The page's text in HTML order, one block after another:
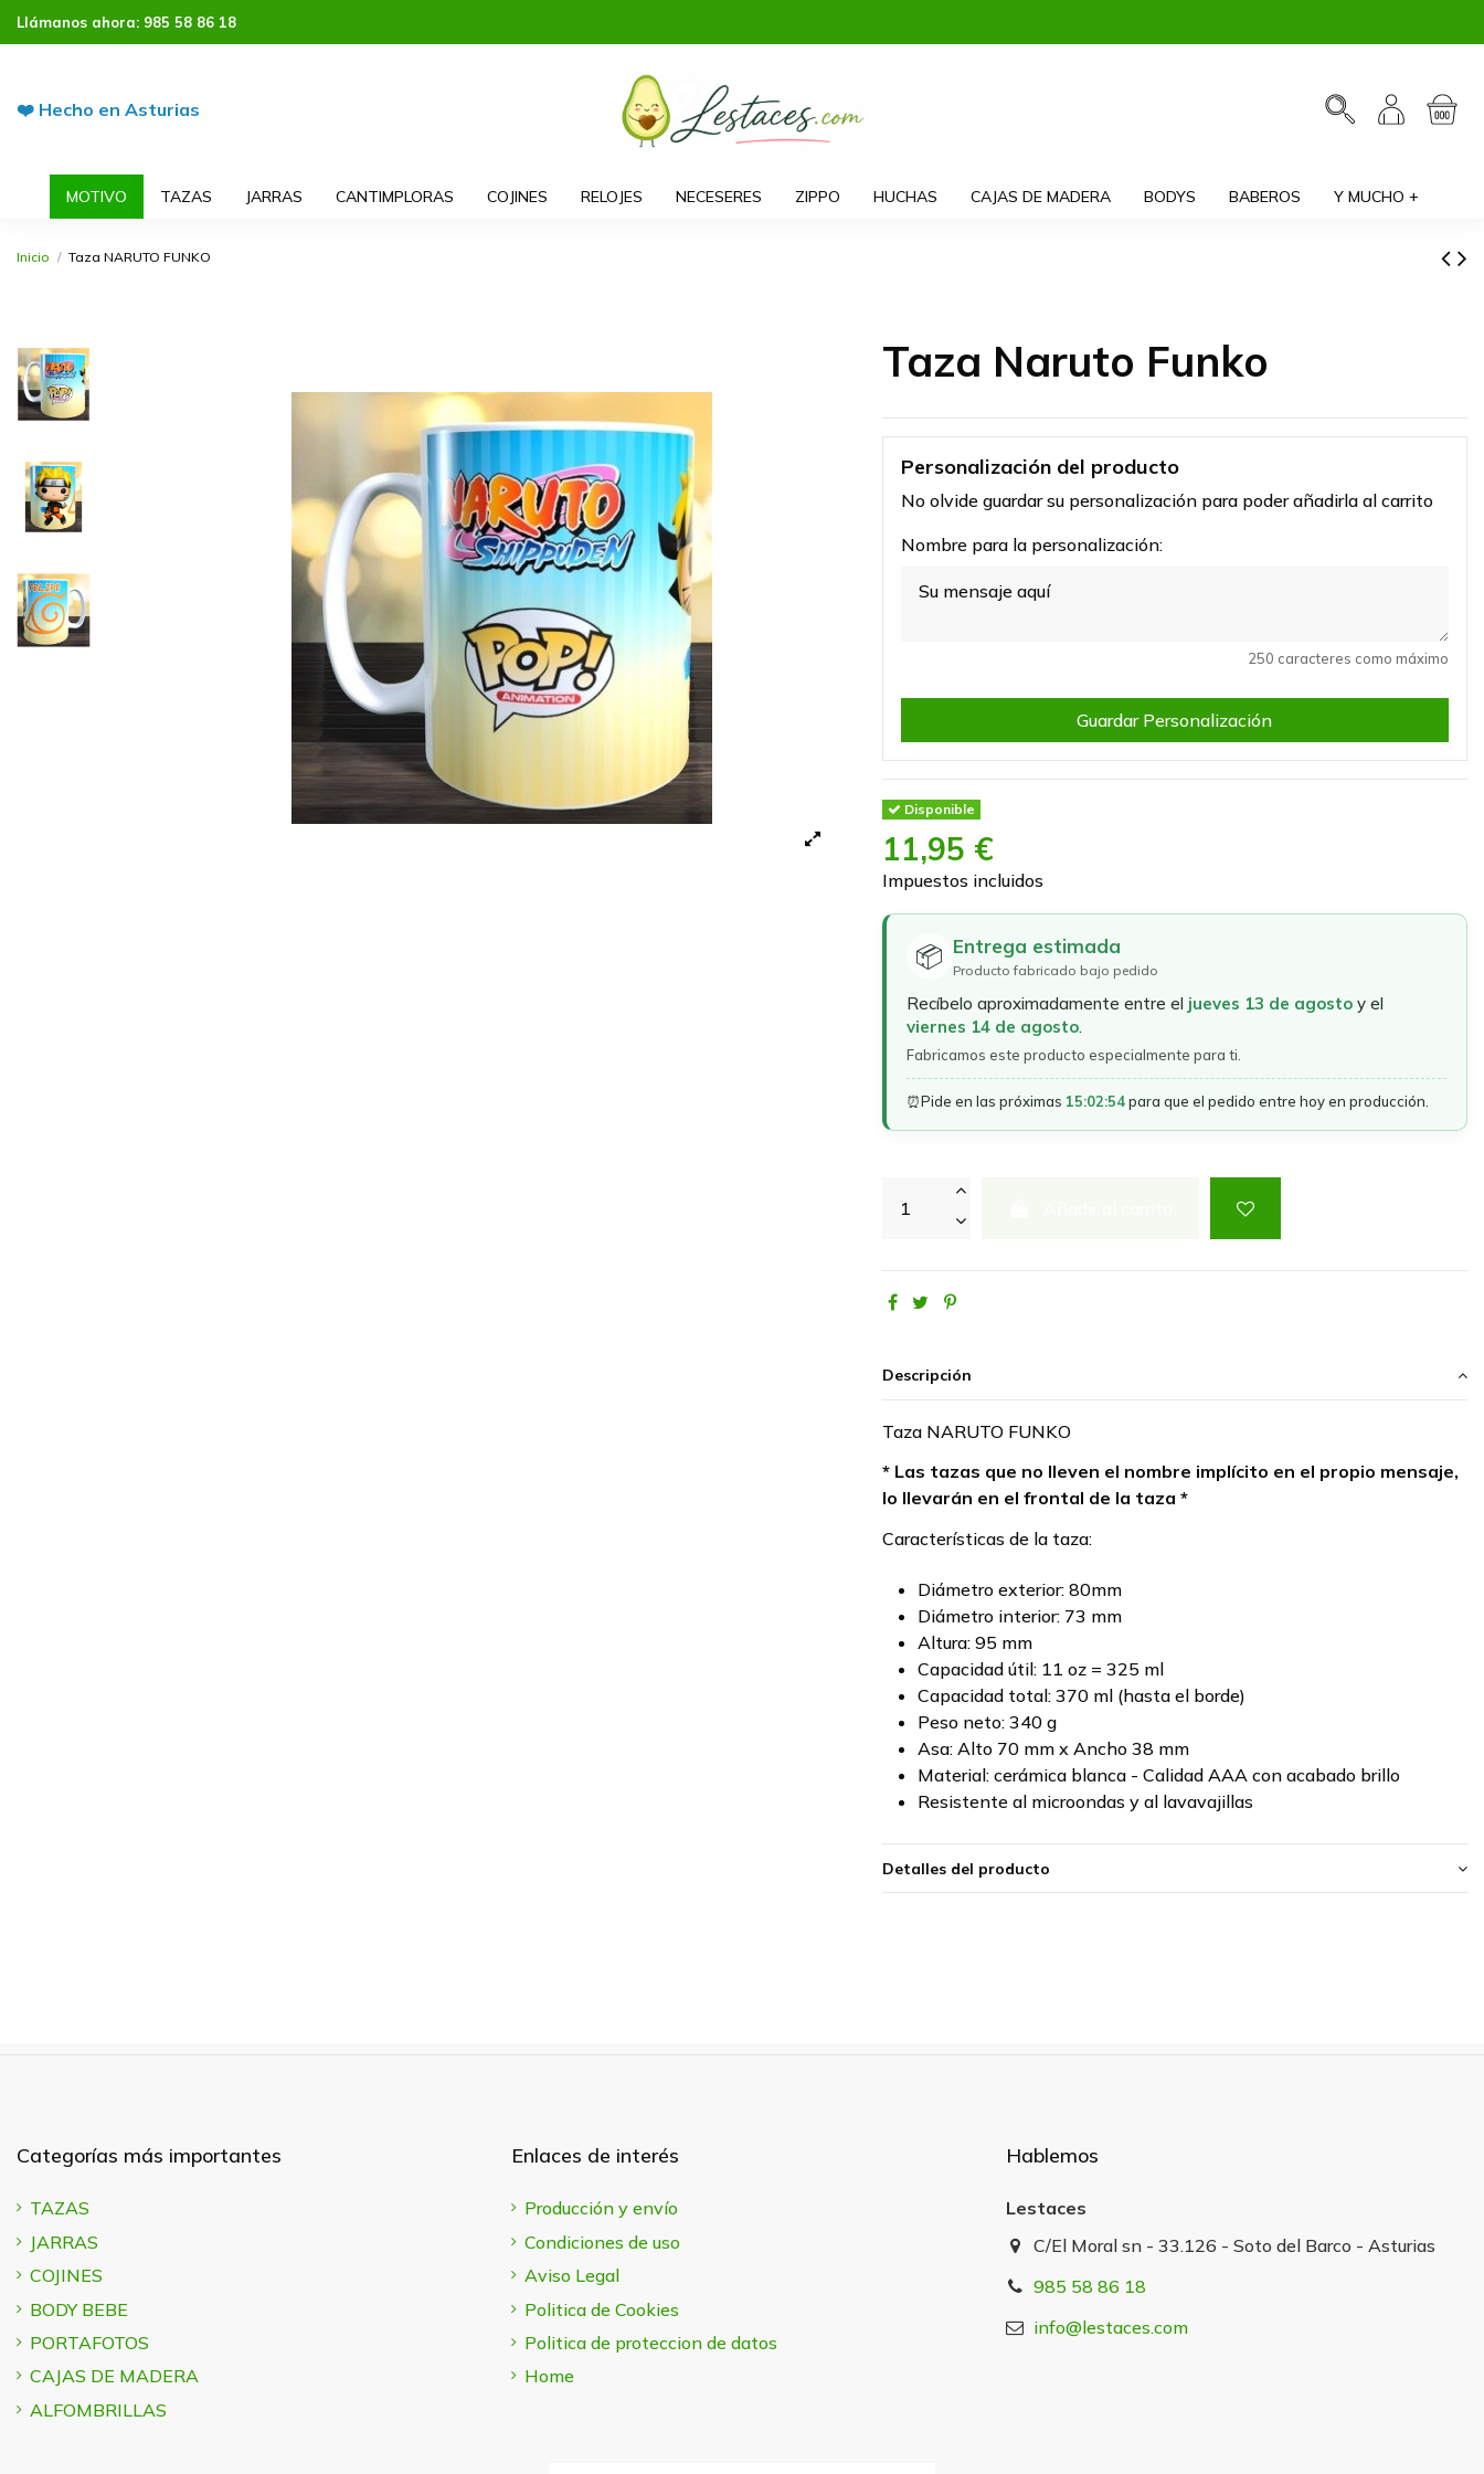
Llámanos ahora: 985 58 86 18
❤️ Hecho en Asturias
MOTIVO TAZAS JARRAS CANTIMPLORAS COJINES RELOJES NECESERES ZIPPO HUCHAS CAJAS DE MADERA BODYS BABEROS Y MUCHO +
Inicio Taza NARUTO FUNKO
Taza Naruto Funko
Personalización del producto
No olvide guardar su personalización para poder añadirla al carrito
Nombre para la personalización:
250 caracteres como máximo
Guardar Personalización
Disponible
11,95 €
Impuestos incluidos
📦 Entrega estimada
Producto fabricado bajo pedido
Recíbelo aproximadamente entre el jueves 13 de agostoy el
viernes 14 de agosto.
Fabricamos este producto especialmente para ti.
⏰Pide en las próximas 15:02:54para que el pedido entre hoy en producción.
Descripción
Taza NARUTO FUNKO
* Las tazas que no lleven el nombre implícito en el propio mensaje,
lo llevarán en el frontal de la taza *
Características de la taza:
Diámetro exterior: 80mm
Diámetro interior: 73 mm
Altura: 95 mm
Capacidad útil: 11 oz = 325 ml
Capacidad total: 370 ml (hasta el borde)
Peso neto: 340 g
Asa: Alto 70 mm x Ancho 38 mm
Material: cerámica blanca - Calidad AAA con acabado brillo
Resistente al microondas y al lavavajillas
Detalles del producto
Categorías más importantes
TAZAS
JARRAS
COJINES
BODY BEBE
PORTAFOTOS
CAJAS DE MADERA
ALFOMBRILLAS
Enlaces de interés
Producción y envío
Condiciones de uso
Aviso Legal
Politica de Cookies
Politica de proteccion de datos
Home
Hablemos
Lestaces
C/El Moral sn - 33.126 - Soto del Barco - Asturias
985 58 86 18
info@lestaces.com